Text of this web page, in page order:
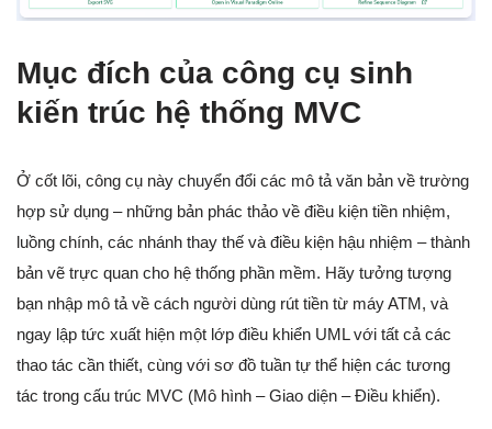
Mục đích của công cụ sinh
kiến trúc hệ thống MVC
Ở cốt lõi, công cụ này chuyển đổi các mô tả văn bản về trường
hợp sử dụng – những bản phác thảo về điều kiện tiền nhiệm,
luồng chính, các nhánh thay thế và điều kiện hậu nhiệm – thành
bản vẽ trực quan cho hệ thống phần mềm. Hãy tưởng tượng
bạn nhập mô tả về cách người dùng rút tiền từ máy ATM, và
ngay lập tức xuất hiện một lớp điều khiển UML với tất cả các
thao tác cần thiết, cùng với sơ đồ tuần tự thể hiện các tương
tác trong cấu trúc MVC (Mô hình – Giao diện – Điều khiển).